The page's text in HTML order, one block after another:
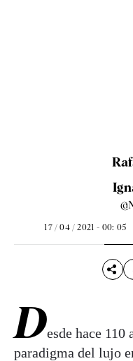
17 / 04 / 2021 - 00: 05
Desde hace 110
paradigma del lujo